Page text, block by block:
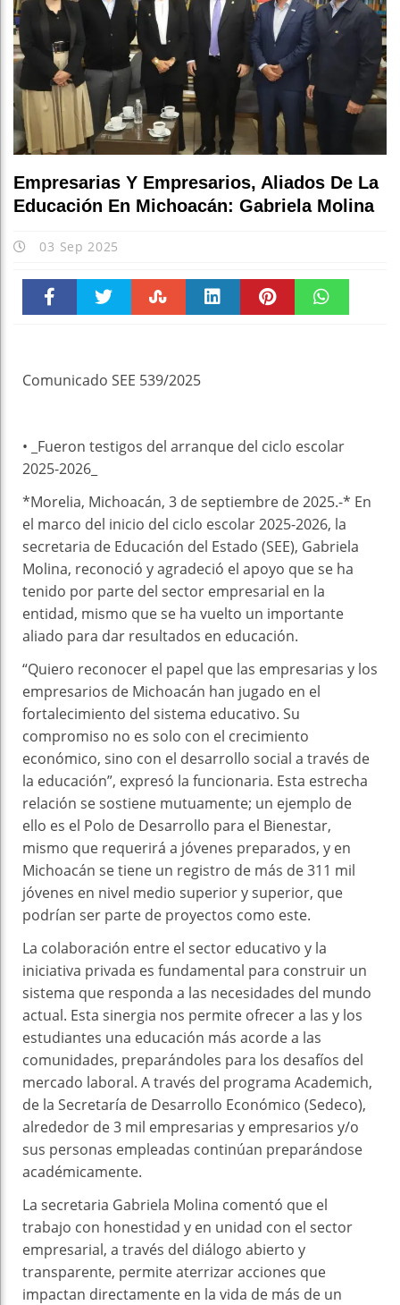
Empresarias Y Empresarios, Aliados De La
Educación En Michoacán: Gabriela Molina
03 Sep 2025
Comunicado SEE 539/2025
• ⁠_Fueron testigos del arranque del ciclo escolar
2025-2026_
*Morelia, Michoacán, 3 de septiembre de 2025.-* En
el marco del inicio del ciclo escolar 2025-2026, la
secretaria de Educación del Estado (SEE), Gabriela
Molina, reconoció y agradeció el apoyo que se ha
tenido por parte del sector empresarial en la
entidad, mismo que se ha vuelto un importante
aliado para dar resultados en educación.
“Quiero reconocer el papel que las empresarias y los
empresarios de Michoacán han jugado en el
fortalecimiento del sistema educativo. Su
compromiso no es solo con el crecimiento
económico, sino con el desarrollo social a través de
la educación”, expresó la funcionaria. Esta estrecha
relación se sostiene mutuamente; un ejemplo de
ello es el Polo de Desarrollo para el Bienestar,
mismo que requerirá a jóvenes preparados, y en
Michoacán se tiene un registro de más de 311 mil
jóvenes en nivel medio superior y superior, que
podrían ser parte de proyectos como este.
La colaboración entre el sector educativo y la
iniciativa privada es fundamental para construir un
sistema que responda a las necesidades del mundo
actual. Esta sinergia nos permite ofrecer a las y los
estudiantes una educación más acorde a las
comunidades, preparándoles para los desafíos del
mercado laboral. A través del programa Academich,
de la Secretaría de Desarrollo Económico (Sedeco),
alrededor de 3 mil empresarias y empresarios y/o
sus personas empleadas continúan preparándose
académicamente.
La secretaria Gabriela Molina comentó que el
trabajo con honestidad y en unidad con el sector
empresarial, a través del diálogo abierto y
transparente, permite aterrizar acciones que
impactan directamente en la vida de más de un